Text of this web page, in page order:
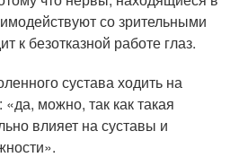
со зрительными
к безотказной работе глаз.
сустава ходить на
можно, так как такая
влияет на суставы и